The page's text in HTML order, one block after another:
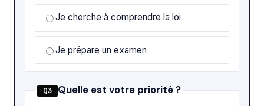
Je cherche à comprendre la loi
Je prépare un examen
Q3 Quelle est votre priorité ?